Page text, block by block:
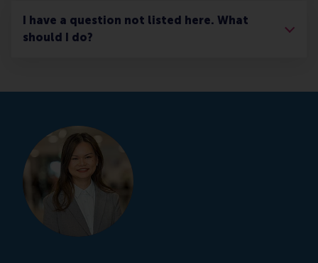
I have a question not listed here. What
should I do?